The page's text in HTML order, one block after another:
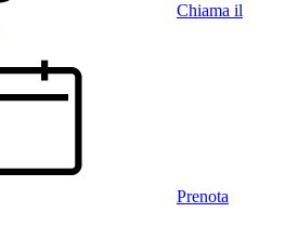
Chiama il
Prenota